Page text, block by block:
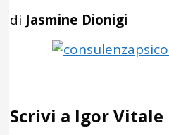
di Jasmine Dionigi
Scrivi a Igor Vitale